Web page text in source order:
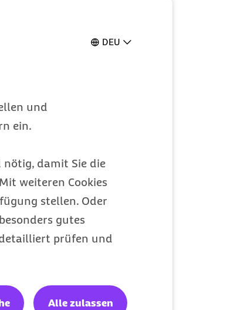
DEU
und
ein.
nötig, damit Sie die
weiteren Cookies
stellen. Oder
gutes
prüfen und
Alle zulassen